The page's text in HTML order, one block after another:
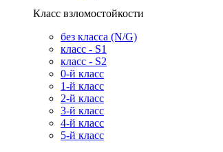
Класс взломостойкости
без класса (N/G)
класс - S1
класс - S2
0-й класс
1-й класс
2-й класс
3-й класс
4-й класс
5-й класс